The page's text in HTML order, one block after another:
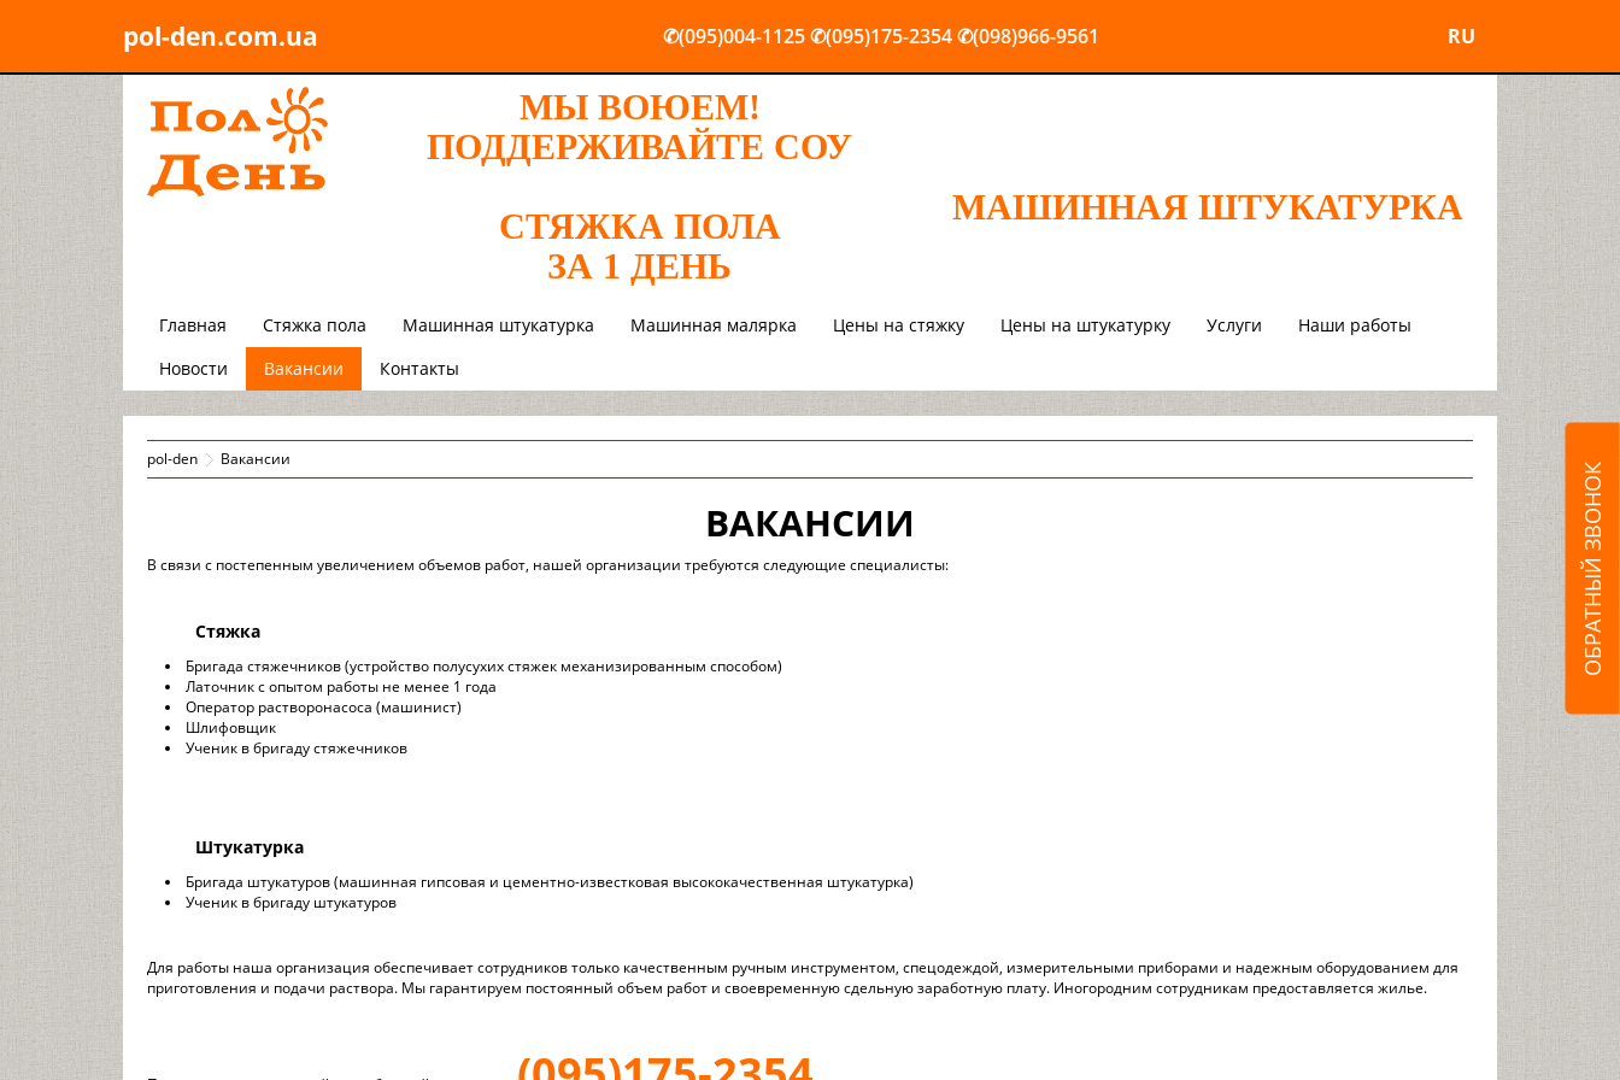
pol-den.com.ua ✆(095)004-1125 ✆(095)175-2354 ✆(098)966-9561 RU
МЫ ВОЮЕМ!
ПОДДЕРЖИВАЙТЕ СОУ
СТЯЖКА ПОЛА
ЗА 1 ДЕНЬ
МАШИННАЯ ШТУКАТУРКА
Главная Стяжка пола Машинная штукатурка Машинная малярка Цены на стяжку Цены на штукатурку Услуги
Наши работы
Новости
Вакансии Контакты
pol-den Вакансии
ВАКАНСИИ
В связи с постепенным увеличением объемов работ, нашей организации требуются следующие специалисты:
Стяжка
Бригада стяжечников (устройство полусухих стяжек механизированным способом)
Латочник с опытом работы не менее 1 года
Оператор растворонасоса (машинист)
Шлифовщик
Ученик в бригаду стяжечников
Штукатурка
Бригада штукатуров (машинная гипсовая и цементно-известковая высококачественная штукатурка)
Ученик в бригаду штукатуров
Для работы наша организация обеспечивает сотрудников только качественным ручным инструментом, спецодеждой, измерительными приборами и надежным оборудованием для
приготовления и подачи раствора. Мы гарантируем постоянный объем работ и своевременную сдельную заработную плату. Иногородним сотрудникам предоставляется жилье.
ОБРАТНЫЙ ЗВОНОК